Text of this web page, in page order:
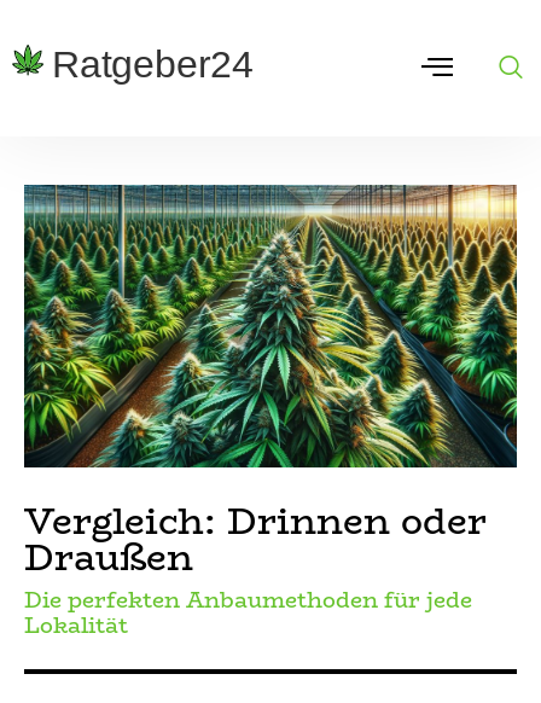
Vergleich: Drinnen oder
Draußen
Die perfekten Anbaumethoden für jede
Lokalität